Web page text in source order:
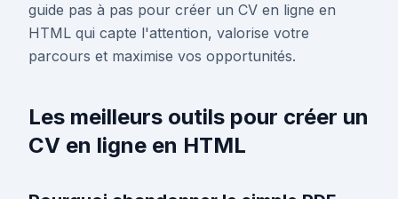
guide pas à pas pour créer un CV en ligne en
HTML qui capte l'attention, valorise votre
parcours et maximise vos opportunités.
Les meilleurs outils pour créer un
CV en ligne en HTML